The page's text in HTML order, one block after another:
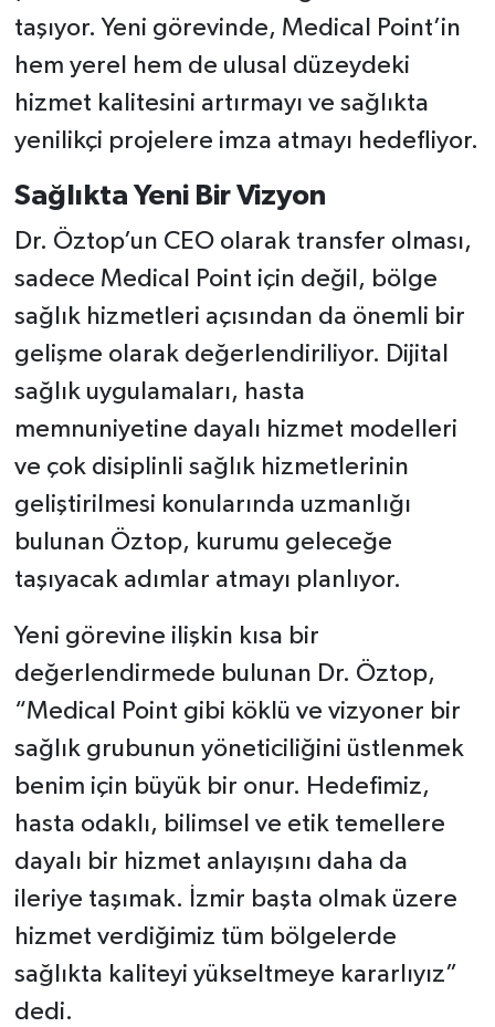
taşıyor. Yeni görevinde, Medical Point’in
hem yerel hem de ulusal düzeydeki
hizmet kalitesini artırmayı ve sağlıkta
yenilikçi projelere imza atmayı hedefliyor.
Sağlıkta Yeni Bir Vizyon
Dr. Öztop’un CEO olarak transfer olması,
sadece Medical Point için değil, bölge
sağlık hizmetleri açısından da önemli bir
gelişme olarak değerlendiriliyor. Dijital
sağlık uygulamaları, hasta
memnuniyetine dayalı hizmet modelleri
ve çok disiplinli sağlık hizmetlerinin
geliştirilmesi konularında uzmanlığı
bulunan Öztop, kurumu geleceğe
taşıyacak adımlar atmayı planlıyor.
Yeni görevine ilişkin kısa bir
değerlendirmede bulunan Dr. Öztop,
“Medical Point gibi köklü ve vizyoner bir
sağlık grubunun yöneticiliğini üstlenmek
benim için büyük bir onur. Hedefimiz,
hasta odaklı, bilimsel ve etik temellere
dayalı bir hizmet anlayışını daha da
ileriye taşımak. İzmir başta olmak üzere
hizmet verdiğimiz tüm bölgelerde
sağlıkta kaliteyi yükseltmeye kararlıyız”
dedi.